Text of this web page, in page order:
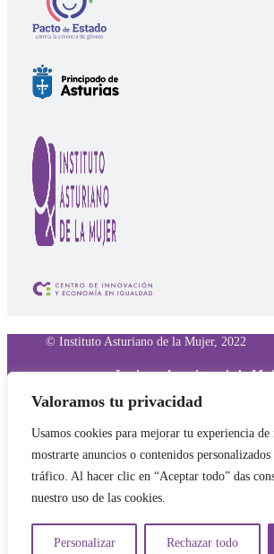
Valoramos tu privacidad
Usamos cookies para mejorar tu experiencia de
mostrarte anuncios o contenidos
tráfico. Al hacer clic en “Aceptar todo” das
nuestro uso de las cookies.
Personalizar Rechazar todo
© Instituto Asturiano de la Mujer, 2022
Instituto Asturiano de la
33006 Oviedo
Términos y condiciones
Política de privacidad